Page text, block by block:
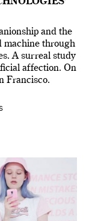
and the
machine through
A surreal study
affection. On
Francisco.